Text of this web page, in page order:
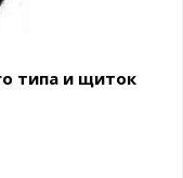
типа и щиток